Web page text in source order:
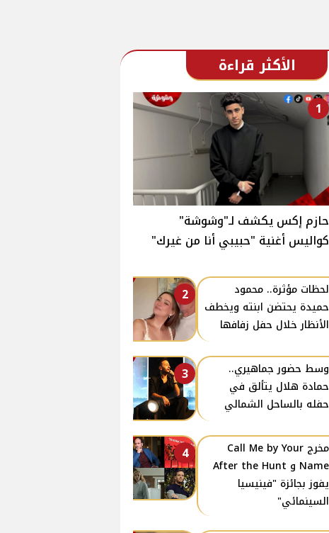
الأكثر قراءة
1
حازم إكس يكشف لـ"وشوشة"
كواليس أغنية "حبيبي أنا من غيرك"
2
لحظات مؤثرة.. محمود
حميدة يحتضن ابنته ويخطف
الأنظار خلال حفل زفافها
3
وسط حضور جماهيري..
حمادة هلال يتألق في
حفله بالساحل الشمالي
4
مخرج Call Me by Your
Name و After the Hunt
يفوز بجائزة "فينيسيا
السينمائي"